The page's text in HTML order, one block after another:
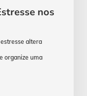
nos
altera
organize uma